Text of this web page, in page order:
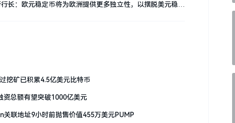
长：欧元稳定币将为欧洲提供更多独立性，以摆脱美元稳定
挖矿已积累4.5亿美元比特币
资总额有望突破1000亿美元
关联地址9小时前抛售价值455万美元PUMP